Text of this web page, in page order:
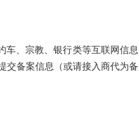
车、宗教、银行类等互联网信息
交备案信息（或请接入商代为备